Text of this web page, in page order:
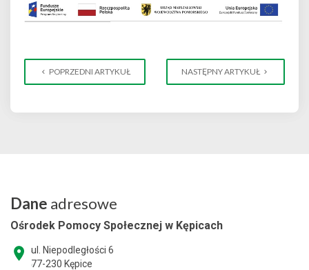
POPRZEDNI ARTYKUŁ NASTĘPNY ARTYKUŁ
Dane adresowe
Ośrodek Pomocy Społecznej w Kępicach
ul. Niepodległości 6
77-230 Kępice